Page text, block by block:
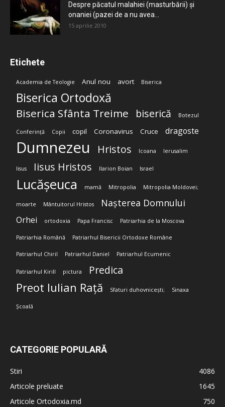
Despre păcatul malahiei (masturbării) şi
onaniei (pazei de a nu avea...
15 aprilie 2010
Etichete
Academia de Teologie Anul nou avort Biserica
Biserica Ortodoxă
Biserica Sfânta Treime biserică Botezul
Conferință Copii copil Coronavirus Cruce dragoste
Dumnezeu Hristos Icoana Ierusalim
Iisus Iisus Hristos Ilarion Boian Israel
Lucășeuca mamă Mitropolia Mitropolia Moldovei;
moarte Mântuitorul Hristos Nașterea Domnului
Orhei ortodoxia Papa Francisc Patriarhia de la Moscova
Patriarhia Română Patriarhul Bisericii Ortodoxe Române
Patriarhul Chiril Patriarhul Daniel Patriarhul Ecumenic
Patriarhul Kirill pictura Predica
Preot Iulian Rață Sfaturi duhovnicești; Sinaxa
Școală
CATEGORIE POPULARĂ
Stiri
4086
Articole preluate
1645
Articole Ortodoxia.md
750